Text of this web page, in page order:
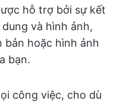
hỗ trợ bởi sự kết
và hình ảnh,
bản hoặc hình ảnh
bạn.
công việc, cho dù